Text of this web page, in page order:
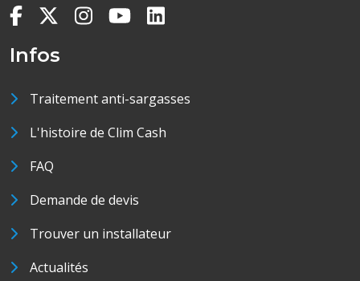
Infos
Traitement anti-sargasses
L'histoire de Clim Cash
FAQ
Demande de devis
Trouver un installateur
Actualités